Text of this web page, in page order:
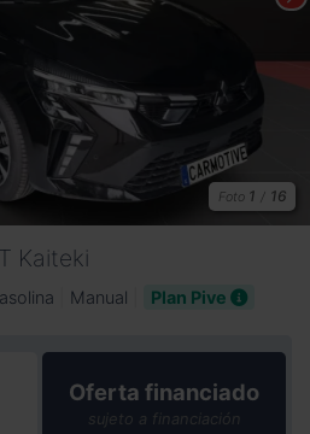
Foto 1 / 16
Kaiteki
Manual Plan Pive
Oferta financiado
sujeto a financiación